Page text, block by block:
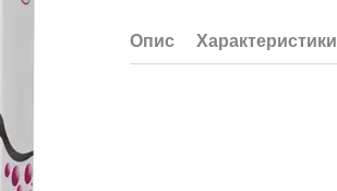
Опис Характеристики